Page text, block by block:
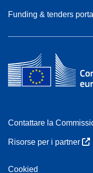
Funding & tenders portal
Contattare la
Risorse per i partner
Cookied